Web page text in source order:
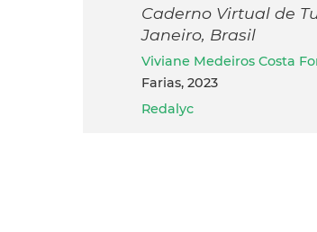
Caderno Virtual de
Janeiro, Brasil
Viviane Medeiros Costa
Farias, 2023
Redalyc